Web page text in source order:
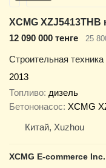
XCMG
12 090 000 тенге
25
Строительная
2013
Топливо дизель
Бетононасос XCMG
Китай, Xuzhou
XCMG E-commerce Inc.